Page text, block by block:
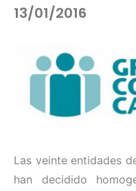
13/01/2016
Las veinte entidades
han decidido